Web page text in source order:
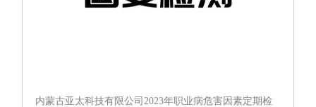
内蒙古亚太科技有限公司2023年职业病危害因素定期检